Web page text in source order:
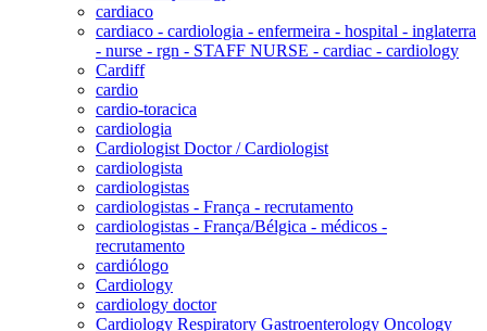
cardiaco
cardiaco - cardiologia - enfermeira - hospital - inglaterra
- nurse - rgn - STAFF NURSE - cardiac - cardiology
Cardiff
cardio
cardio-toracica
cardiologia
Cardiologist Doctor / Cardiologist
cardiologista
cardiologistas
cardiologistas - França - recrutamento
cardiologistas - França/Bélgica - médicos -
recrutamento
cardiólogo
Cardiology
cardiology doctor
Cardiology Respiratory Gastroenterology Oncology